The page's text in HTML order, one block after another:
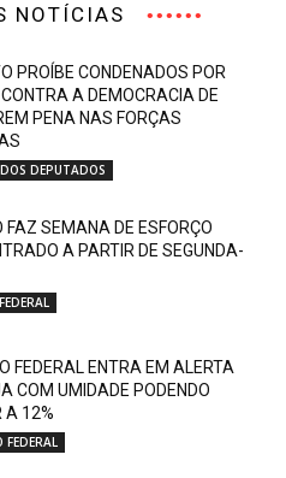
NOTÍCIAS
PROÍBE CONDENADOS POR
A DEMOCRACIA DE
PENA NAS FORÇAS
DEPUTADOS
FAZ SEMANA DE ESFORÇO
A PARTIR DE SEGUNDA-
FEDERAL ENTRA EM ALERTA
COM UMIDADE PODENDO
A 12%